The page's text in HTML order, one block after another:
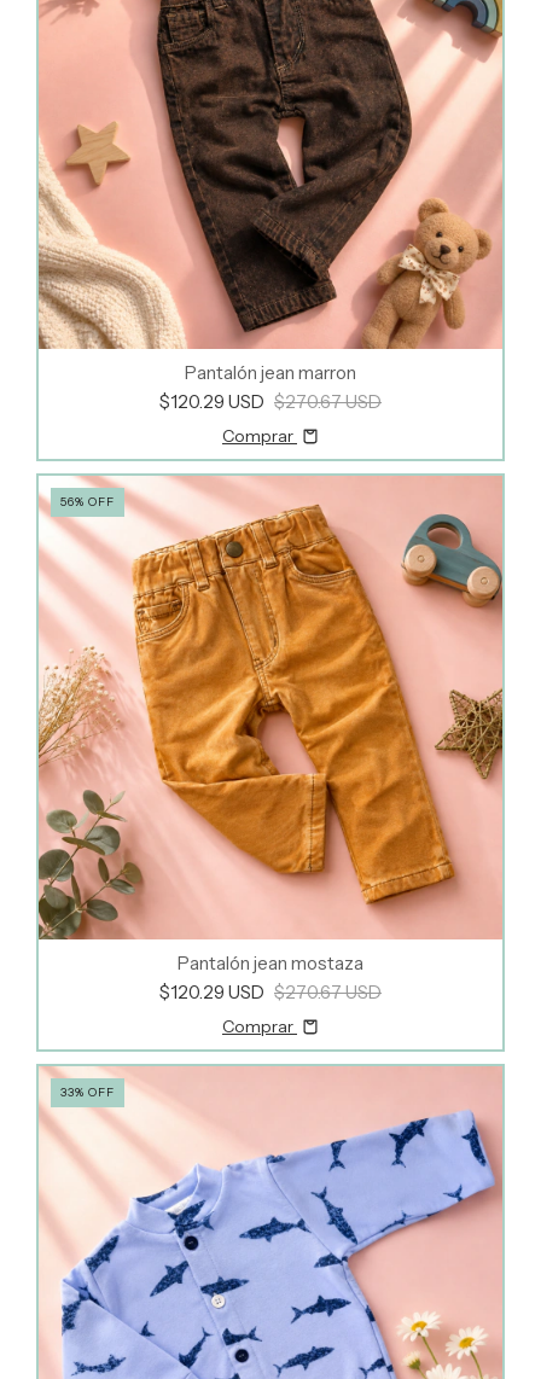
Pantalón jean marron
$120.29 USD $270.67 USD
Comprar
56% OFF
Pantalón jean mostaza
$120.29 USD $270.67 USD
Comprar
33% OFF